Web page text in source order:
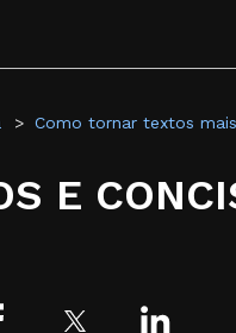
Como tornar textos
E